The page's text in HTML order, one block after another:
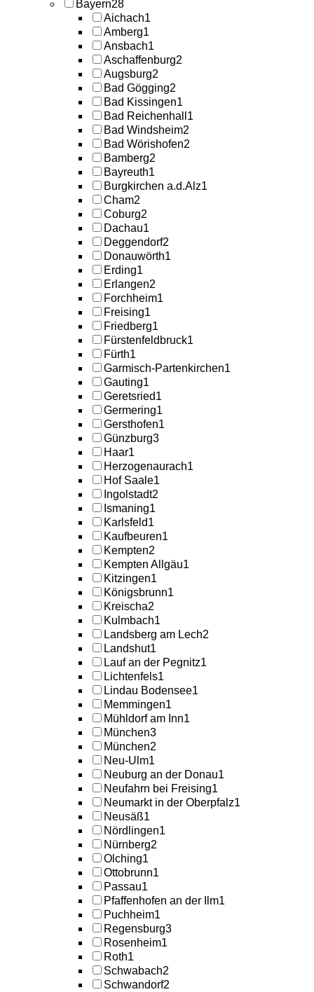
Bayern28
Aichach1
Amberg1
Ansbach1
Aschaffenburg2
Augsburg2
Bad Gögging2
Bad Kissingen1
Bad Reichenhall 1
Bad Windsheim2
Bad Wörishofen2
Bamberg2
Bayreuth1
Burgkirchen a.d.Alz1
Cham2
Coburg2
Dachau1
Deggendorf2
Donauwörth1
Erding1
Erlangen2
Forchheim1
Freising1
Friedberg1
Fürstenfeldbruck1
Fürth1
Garmisch-Partenkirchen1
Gauting1
Geretsried1
Germering1
Gersthofen1
Günzburg3
Haar1
Herzogenaurach1
Hof Saale1
Ingolstadt2
Ismaning1
Karlsfeld1
Kaufbeuren1
Kempten2
Kempten Allgäu1
Kitzingen1
Königsbrunn1
Kreischa2
Kulmbach1
Landsberg am Lech2
Landshut1
Lauf an der Pegnitz1
Lichtenfels1
Lindau Bodensee1
Memmingen1
Mühldorf am Inn1
München3
München2
Neu-Ulm1
Neuburg an der Donau1
Neufahrn bei Freising1
Neumarkt in der Oberpfalz1
Neusäß1
Nördlingen1
Nürnberg2
Olching1
Ottobrunn1
Passau1
Pfaffenhofen an der Ilm1
Puchheim1
Regensburg3
Rosenheim1
Roth1
Schwabach2
Schwandorf2